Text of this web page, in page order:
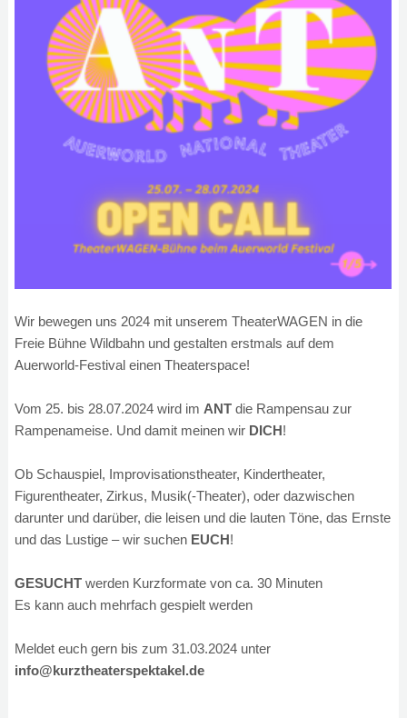
Wir bewegen uns 2024 mit unserem TheaterWAGEN in die
Freie Bühne Wildbahn und gestalten erstmals auf dem
Auerworld-Festival einen Theaterspace!
Vom 25. bis 28.07.2024 wird im ANT die Rampensau zur
Rampenameise. Und damit meinen wir DICH!
Ob Schauspiel, Improvisationstheater, Kindertheater,
Figurentheater, Zirkus, Musik(-Theater), oder dazwischen
darunter und darüber, die leisen und die lauten Töne, das Ernste
und das Lustige – wir suchen EUCH!
GESUCHT werden Kurzformate von ca. 30 Minuten
Es kann auch mehrfach gespielt werden
Meldet euch gern bis zum 31.03.2024 unter
info@kurztheaterspektakel.de